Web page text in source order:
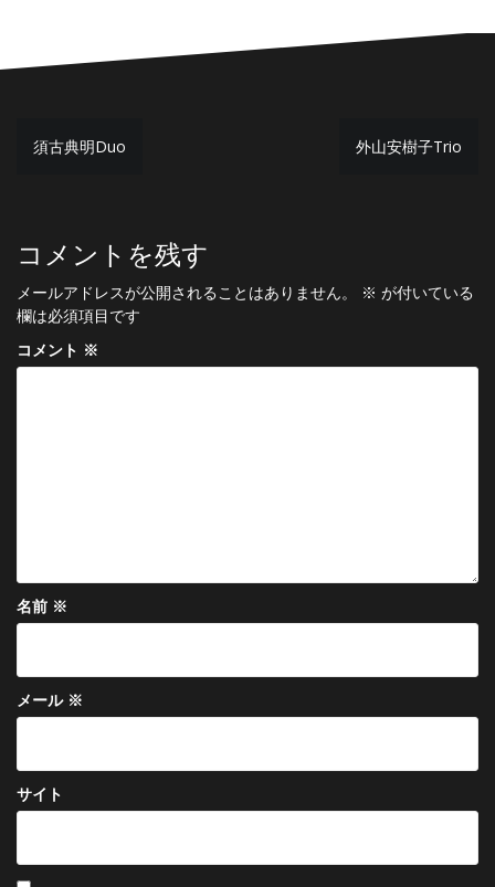
投
ビ
ゲ
ー
シ
須古典明Duo 外山安樹子Trio
コメントを残す
メールアドレスが公開されることはありません。 ※ が付いている
欄は必須項目です
コメント ※
名前 ※
メール ※
サイト